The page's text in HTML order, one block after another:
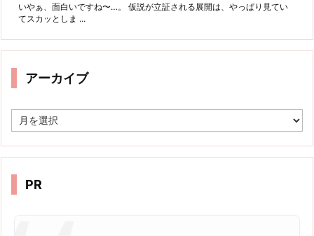
いやぁ、面白いですね〜…。 仮説が立証される展開は、やっぱり見てい
てスカッとしま ...
アーカイブ
ー
イ
PR